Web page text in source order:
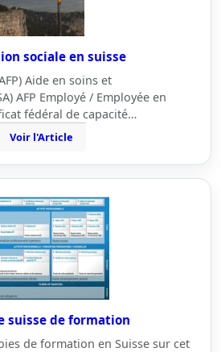
sociale en suisse
Aide en soins et
AFP Employé / Employée en
fédéral de capacité…
Voir l'Article
suisse de formation
de formation en Suisse sur cet